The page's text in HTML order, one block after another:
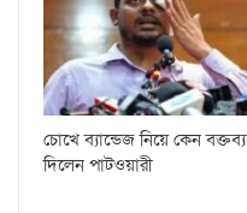
চোখে ব্যান্ডেজ নিয়ে কেন বক্তব্য
দিলেন পাটওয়ারী